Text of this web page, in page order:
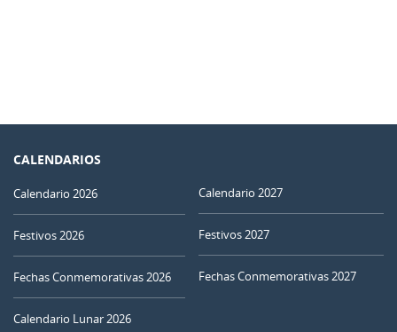
CALENDARIOS
Calendario 2026
Festivos 2026
Fechas Conmemorativas 2026
Calendario Lunar 2026
Calendario 2027
Festivos 2027
Fechas Conmemorativas 2027